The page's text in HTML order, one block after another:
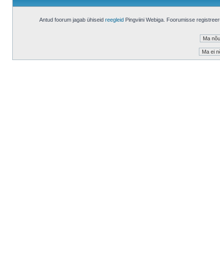
Antud foorum jagab ühiseid reegleid Pingviini Webiga. Foorumisse